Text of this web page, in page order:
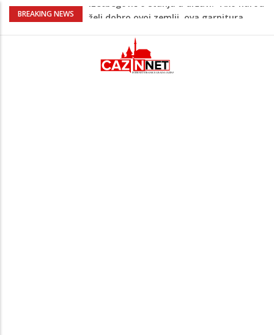
BREAKING NEWS
Supruga izraelskog premijera suočava se
Pentagon zabrinut zbog smanjenih
zaliha, od vojne industrije traži ubrzanje